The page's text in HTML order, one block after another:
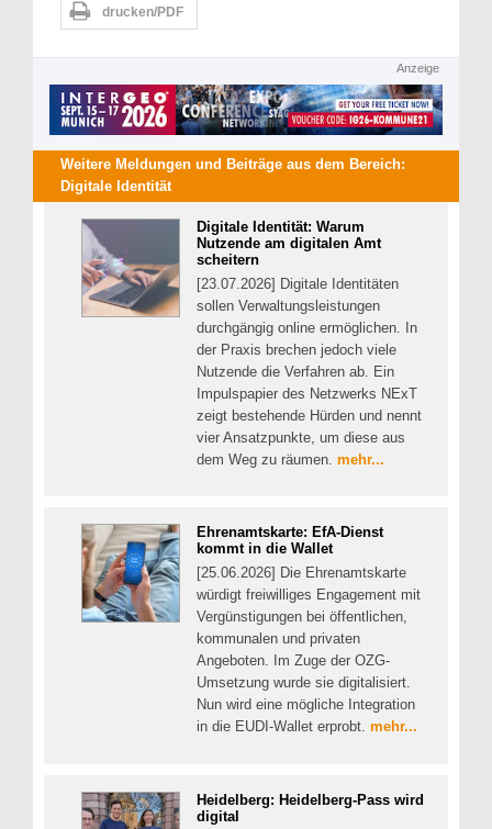
drucken/PDF
Anzeige
Weitere Meldungen und Beiträge aus dem Bereich:
Digitale Identität
Digitale Identität: Warum
Nutzende am digitalen Amt
scheitern
[23.07.2026] Digitale Identitäten
sollen Verwaltungsleistungen
durchgängig online ermöglichen. In
der Praxis brechen jedoch viele
Nutzende die Verfahren ab. Ein
Impulspapier des Netzwerks NExT
zeigt bestehende Hürden und nennt
vier Ansatzpunkte, um diese aus
dem Weg zu räumen. mehr...
Ehrenamtskarte: EfA-Dienst
kommt in die Wallet
[25.06.2026] Die Ehrenamtskarte
würdigt freiwilliges Engagement mit
Vergünstigungen bei öffentlichen,
kommunalen und privaten
Angeboten. Im Zuge der OZG-
Umsetzung wurde sie digitalisiert.
Nun wird eine mögliche Integration
in die EUDI-Wallet erprobt. mehr...
Heidelberg: Heidelberg-Pass wird
digital